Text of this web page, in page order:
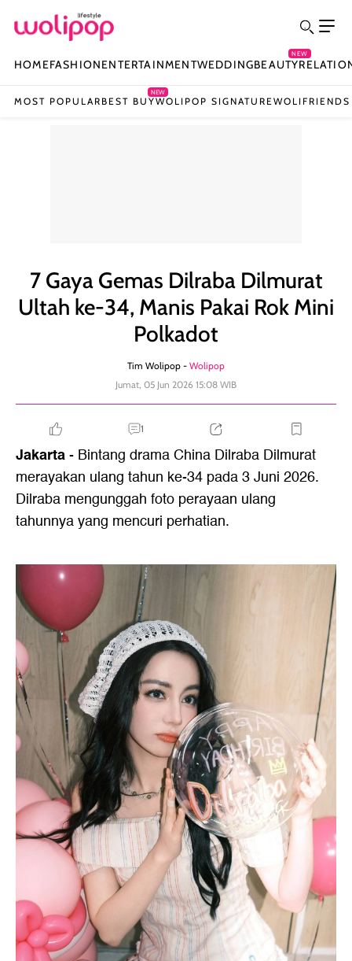
HOMEFASHIONENTERTAINMENTWEDDINGBEAUTY
NEW
MOST POPULAR BEST BUY
NEW
WOLIPOP SIGNATUREWOLIFRIENDS
7 Gaya Gemas Dilraba Dilmurat
Ultah ke-34, Manis Pakai Rok Mini
Polkadot
Tim Wolipop - Wolipop
Jumat, 05 Jun 2026 15:08 WIB
1
Jakarta- Bintang drama China Dilraba Dilmurat
merayakan ulang tahun ke-34 pada 3 Juni 2026.
Dilraba mengunggah foto perayaan ulang
tahunnya yang mencuri perhatian.